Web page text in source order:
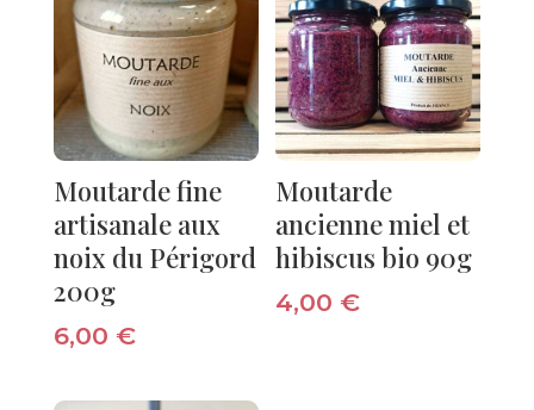
Moutarde fine
artisanale aux
noix du Périgord
200g
6,00 €
Moutarde
ancienne miel et
hibiscus bio 90g
4,00 €